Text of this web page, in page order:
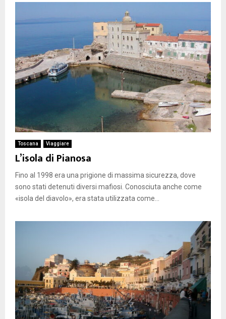
Toscana Viaggiare
L’isola di Pianosa
Fino al 1998 era una prigione di massima sicurezza, dove
sono stati detenuti diversi mafiosi. Conosciuta anche come
«isola del diavolo», era stata utilizzata come...